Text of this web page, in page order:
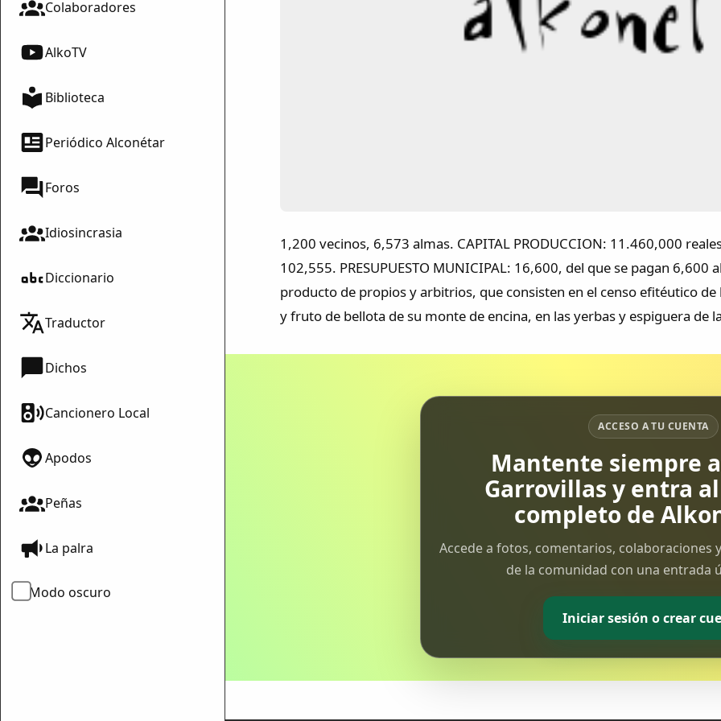
Colaboradores
AlkoTV
Biblioteca
Periódico Alconétar
Foros
Idiosincrasia
Diccionario
Traductor
Dichos
Cancionero Local
Apodos
Peñas
La palra
Modo oscuro
1,200 vecinos, 6,573 almas. CAPITAL PRODUCCION: 11.460,000
102,555. PRESUPUESTO MUNICIPAL: 16,600, del que se pagan
producto de propios y arbitrios, que consisten en el censo efitéutico
y fruto de bellota de su monte de encina, en las yerbas y espiguera de
ACCESO A TU CUENTA
Mantente siempre
Garrovillas y entra
completo de
Accede a fotos, comentarios, colaboraciones
de la comunidad con una entrada
Iniciar sesión o crear
enlace